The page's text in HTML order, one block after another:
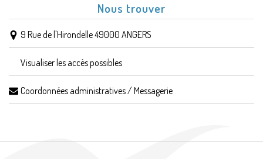
Nous trouver
9 Rue de l'Hirondelle 49000 ANGERS
Visualiser les accès possibles
Coordonnées administratives / Messagerie